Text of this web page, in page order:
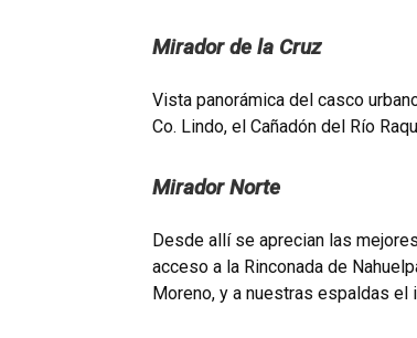
Mirador de la Cruz
Vista panorámica del casco
Co. Lindo, el Cañadón del Río
Mirador Norte
Desde allí se aprecian las
acceso a la Rinconada de
Moreno, y a nuestras espaldas